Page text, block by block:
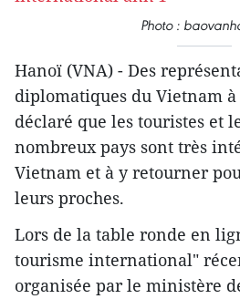
Photo :
Hanoï (VNA) - Des
diplomatiques du Vietnam
déclaré que les touristes et
nombreux pays sont très
Vietnam et à y retourner
leurs proches.
Lors de la table ronde en
tourisme international"
organisée par le ministère